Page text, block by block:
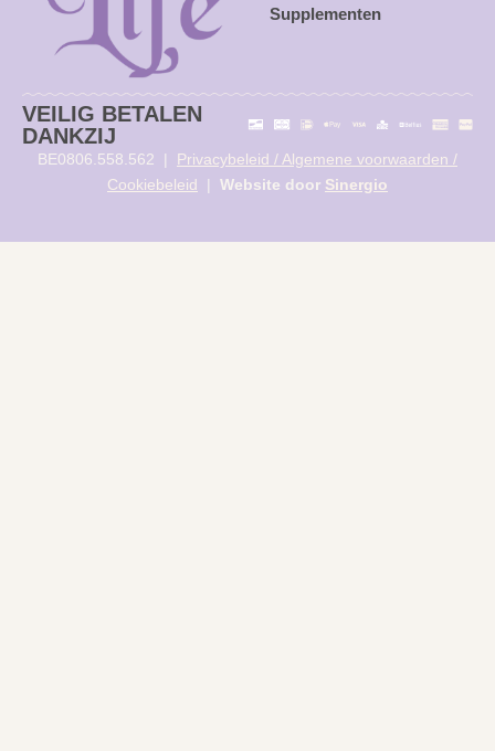
Supplementen
VEILIG BETALEN
DANKZIJ
BE0806.558.562 | Privacybeleid / Algemene voorwaarden /
Cookiebeleid | Website door Sinergio